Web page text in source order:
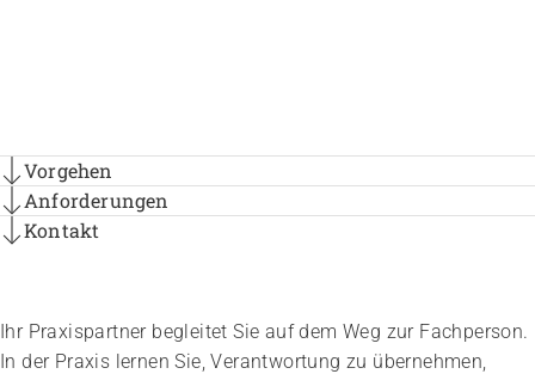
Finanzierung regeln
Angebote bewerben
Angebote entwickeln
Nachhaltigkeit fördern
Übergänge gestalten
Empowerment stärken
Gesundheitsfragen angehen
Integrität schützen
ProjekteVorgehen
Anforderungen
Kontakt
Vorgehen
Anforderungen
Kontakt
Ihr Praxispartner begleitet Sie auf dem Weg zur Fachperson.
In der Praxis lernen Sie, Verantwortung zu übernehmen,